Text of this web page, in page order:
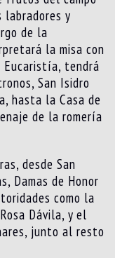
labradores y
de la
la misa con
Eucaristía, tendrá
San Isidro
hasta la Casa de
de la romería
desde San
Damas de Honor
como la
Dávila, y el
junto al resto